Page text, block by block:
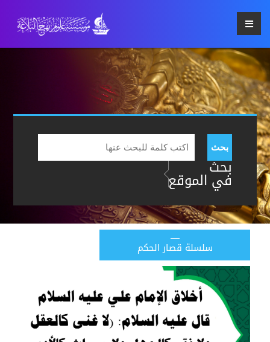
بحث
بحث
في الموقع
سلسلة قصار الحكم